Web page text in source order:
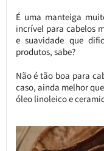
É uma manteiga
incrível para cabelos
e suavidade que
produtos, sabe?
Não é tão boa para
caso, ainda melhor
óleo linoleico e